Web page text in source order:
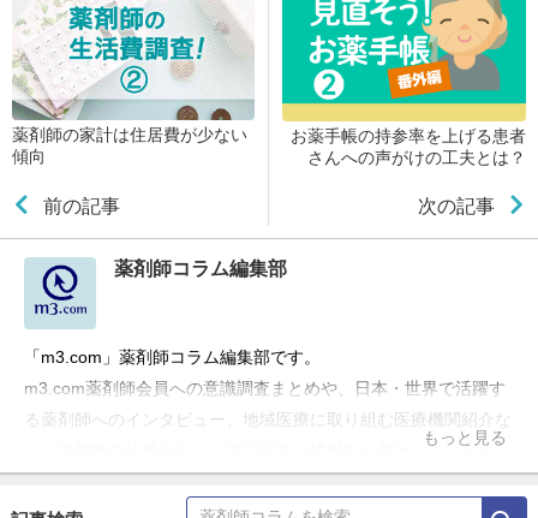
薬剤師の家計は住居費が少ない
傾向
前の記事
お薬手帳の持参率を上げる患者
さんへの声がけの工夫とは？
次の記事
薬剤師コラム編集部
「m3.com」薬剤師コラム編集部です。
m3.com薬剤師会員への意識調査まとめや、日本・世界で活躍す
る薬剤師へのインタビュー、地域医療に取り組む医療機関紹介な
ど、薬剤師の仕事やキャリアに役立つ情報をお届けしています。
もっと見る